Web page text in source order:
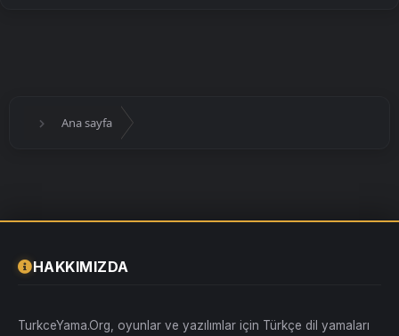
Ana sayfa
HAKKIMIZDA
TurkceYama.Org, oyunlar ve yazılımlar için Türkçe dil yamaları